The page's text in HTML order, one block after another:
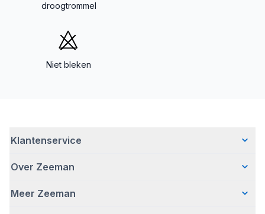
droogtrommel
Niet bleken
Klantenservice
Veelgestelde vragen
Bezorgen
Over Zeeman
Wie wij zijn
Meer Zeeman